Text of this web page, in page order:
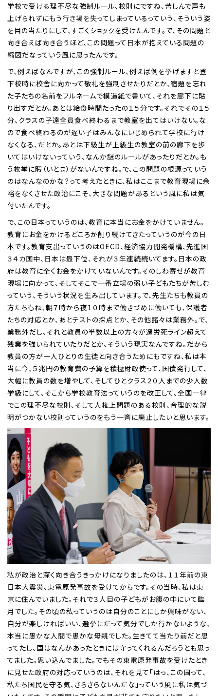
学校で受ける理不尽な強制ルール、校則にですね、苦しんで声も
上げられずにもう行き場を失ってしまっているっていう、そういう姿
を目の当たりにして、すごくショックを受けたんです。で、その問題と
向き合えば向き合うほど、この問題って日本が抱えている問題の
縮図だなっていう風に思ったんです。
で、例えばなんですが、この強制ルール、例えば例を挙げますと登
下校時に校舎に向かって敬礼を強制させたりだとか、宿題を忘れ
た子たちの名前をフルネームで模造紙で書いて、それを廊下に貼
り出すだとか。あとは給食時間たったの１５分です。それでその１５
分、クラスの子達全員食べ終わるまで教室を出てはいけない。な
ので食べ終わるのが遅い子はみんなにいじめられて学校に行け
なくなる、だとか。あとは下級生が上級生の教室の前の廊下を歩
いてはいけないっていう、なんか謎のルールがあったりだとか。も
う枚挙に暇（いとま）がないんですね。で、この問題の根源っていう
のはなんなのかな？って考えたときに、私はここまで教育現場に余
裕をなくさせた政治にこそ、大きな問題があるという風に私は気
付いたんです。
で、この日本っていうのは、教育に本当にお金をかけていません。
教育にお金をかけるどころか削り続けてきたっていうのが今の日
本です。教育支出っていうのはOECD、経済協力開発機構、先進国
３４カ国中、日本は最下位、それが３年連続続いてます。日本の政
府は教育に全くお金をかけていないんです。そのしわ寄せが教育
現場に向かって、そしてそこで一番立場の弱い子どもたちが苦しむ
っていう、そういう状況を生み出しています。で、先生たちも教員の
方たちもね、朝７時から夜１０時まで働きづめに働いても、保護者
たちの対応とか、あとテストの採点とか、その他諸々は業務外。で、
業務外だし、それと教員の半数以上の方々が過労死ライン超えて
残業を強いられていたりだとか、そういう現実なんですね。だから
教員の方が一人ひとりの生徒と向き合うためにもですね、私は本
当に今、５兆円の教育費の予算を積極財政使って、国債発行して、
大幅に教員の数を増やして、そしてひとクラス２０人までの少人数
学級にして、そこから学校教育法っていうのを改正して、全国一律
でこの理不尽な校則、そして人権上問題のある校則、合理的な説
明がつかない校則っていうのをもう一斉に廃止したいと思います。
私が政治と深く向き合うきっかけになりましたのは、１１年前の東
日本大震災、東電原発事故を受けてからです。その当時、私は東
京に住んでいました。それで３人目の子どもがお腹の中にいて臨
月でした。その頃の私っていうのは自分のことにしか興味がない、
自分が楽しければいい、選挙にだって気分でしか行かないような、
本当に愚かな人間で愚かな母親でした。生きてて当たり前だと思
ってたし、国はなんかあったときには守ってくれるんだろうとも思っ
てました。思い込んでました。でもその東電原発事故を受けたとき
に見せた政府の対応っていうのは、それを見て「はっ、この国って、
私たち国民を守る気、さらさらないんだな」っていう風に私は気づ